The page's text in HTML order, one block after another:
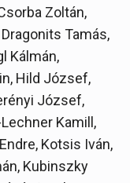
Zoltán,
Tamás,
Kálmán,
Hild József,
József,
Kamill,
Kotsis Iván,
Kubinszky